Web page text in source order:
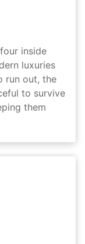
inside
luxuries
run out, the
to survive
them